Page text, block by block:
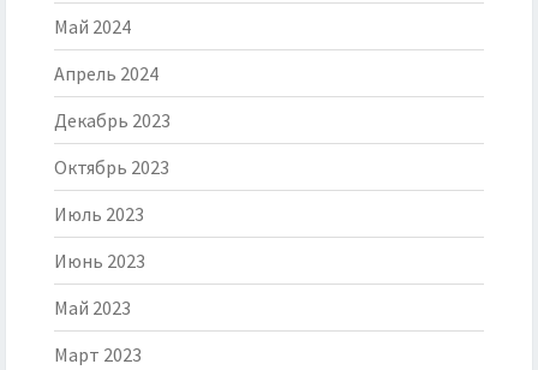
Май 2024
Апрель 2024
Декабрь 2023
Октябрь 2023
Июль 2023
Июнь 2023
Май 2023
Март 2023